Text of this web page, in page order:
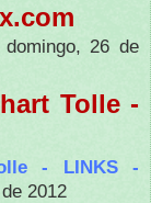
26 de
Tolle -
- LINKS -
2012